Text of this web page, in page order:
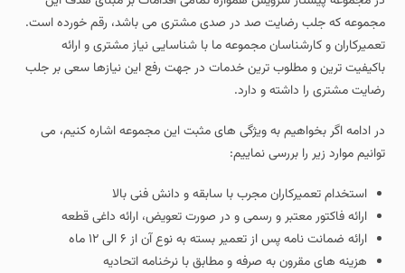
مجموعه که جلب رضایت صد در صدی مشتری می باشد، رقم خورده است.
تعمیرکاران و کارشناسان مجموعه ما با شناسایی نیاز مشتری و ارائه
باکیفیت ترین و مطلوب ترین خدمات در جهت رفع این نیازها سعی بر جلب
رضایت مشتری را داشته و دارد.
در ادامه اگر بخواهیم به ویژگی های مثبت این مجموعه اشاره کنیم، می
توانیم موارد زیر را بررسی نماییم:
استخدام تعمیرکاران مجرب با سابقه و دانش فنی بالا
ارائه فاکتور معتبر و رسمی و در صورت تعویض، ارائه داغی قطعه
ارائه ضمانت نامه پس از تعمیر بسته به نوع آن از ۶ الی ۱۲ ماه
هزینه های مقرون به صرفه و مطابق با نرخنامه اتحادیه